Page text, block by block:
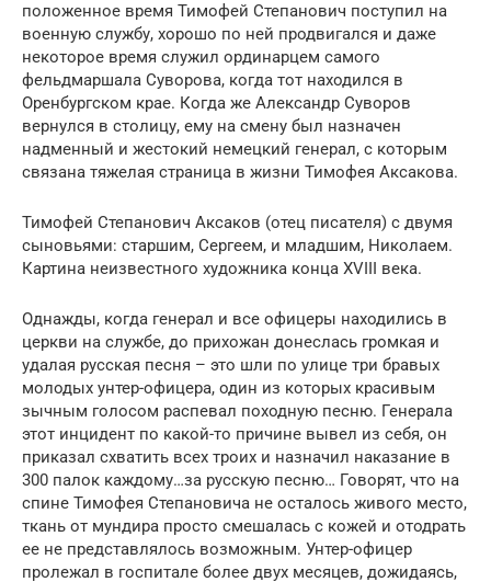
положенное время Тимофей Степанович поступил на
военную службу, хорошо по ней продвигался и даже
некоторое время служил ординарцем самого
фельдмаршала Суворова, когда тот находился в
Оренбургском крае. Когда же Александр Суворов
вернулся в столицу, ему на смену был назначен
надменный и жестокий немецкий генерал, с которым
связана тяжелая страница в жизни Тимофея Аксакова.
Тимофей Степанович Аксаков (отец писателя) с двумя
сыновьями: старшим, Сергеем, и младшим, Николаем.
Картина неизвестного художника конца XVIII века.
Однажды, когда генерал и все офицеры находились в
церкви на службе, до прихожан донеслась громкая и
удалая русская песня – это шли по улице три бравых
молодых унтер-офицера, один из которых красивым
зычным голосом распевал походную песню. Генерала
этот инцидент по какой-то причине вывел из себя, он
приказал схватить всех троих и назначил наказание в
300 палок каждому…за русскую песню… Говорят, что на
спине Тимофея Степановича не осталось живого место,
ткань от мундира просто смешалась с кожей и отодрать
ее не представлялось возможным. Унтер-офицер
пролежал в госпитале более двух месяцев, дожидаясь,